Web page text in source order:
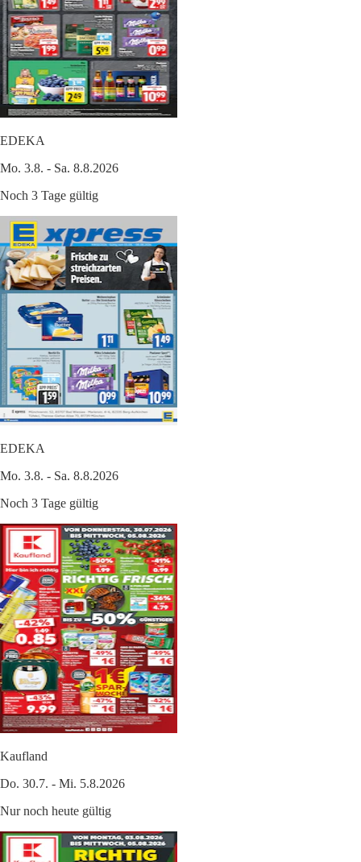
EDEKA
Mo. 3.8. - Sa. 8.8.2026
Noch 3 Tage gültig
EDEKA
Mo. 3.8. - Sa. 8.8.2026
Noch 3 Tage gültig
Kaufland
Do. 30.7. - Mi. 5.8.2026
Nur noch heute gültig